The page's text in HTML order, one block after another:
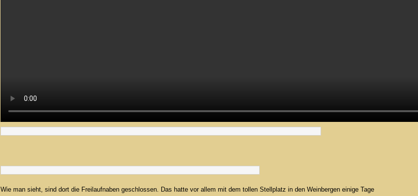
Wie man sieht, sind dort die Freilaufnaben geschlossen. Das hatte vor allem mit dem tollen Stellplatz in den Weinbergen einige Tage